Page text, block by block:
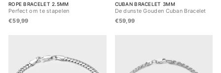
ROPE BRACELET 2.5MM
Perfect om te stapelen
€59,99
CUBAN BRACELET 3MM
De dunste Gouden Cuban Bracelet
€59,99